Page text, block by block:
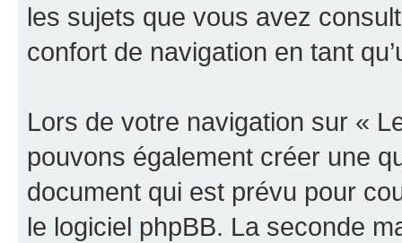
les sujets que vous avez
confort de navigation en tant
Lors de votre navigation sur «
pouvons également créer une
document qui est prévu pour
le logiciel phpBB. La seconde